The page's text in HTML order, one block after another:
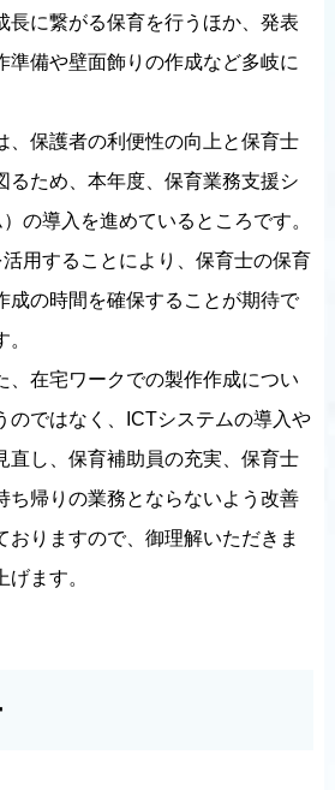
長に繋がる保育を行うほか、発表
準備や壁面飾りの作成など多岐に
、保護者の利便性の向上と保育士
るため、本年度、保育業務支援シ
の導入を進めているところです。
用することにより、保育士の保育
成の時間を確保することが期待で
、在宅ワークでの製作作成につい
のではなく、ICTシステムの導入や
直し、保育補助員の充実、保育士
ち帰りの業務とならないよう改善
おりますので、御理解いただきま
ます。